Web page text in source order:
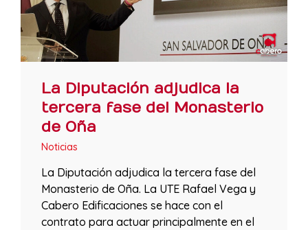
La Diputación adjudica la
tercera fase del Monasterio
de Oña
Noticias
La Diputación adjudica la tercera fase del
Monasterio de Oña. La UTE Rafael Vega y
Cabero Edificaciones se hace con el
contrato para actuar principalmente en el